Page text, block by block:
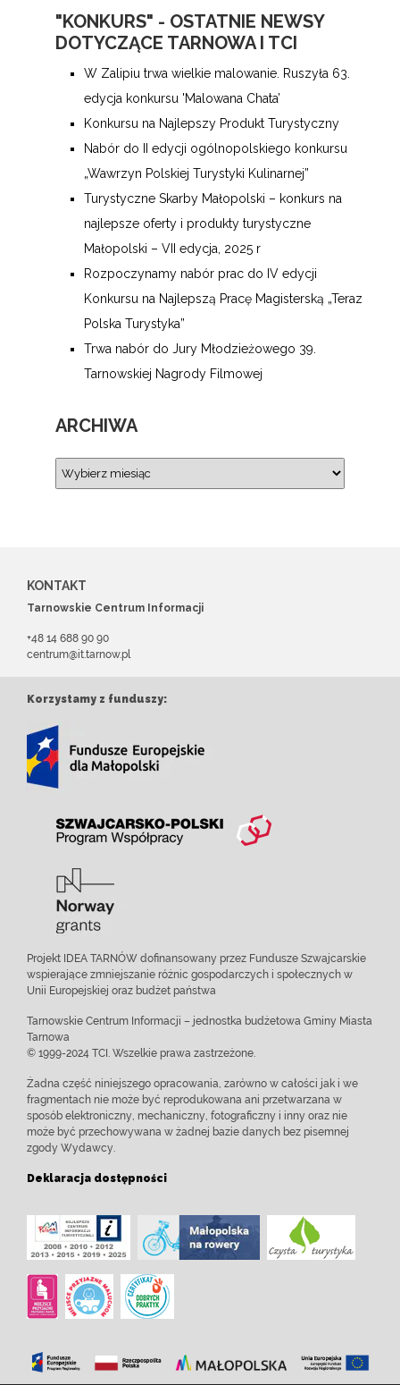
"KONKURS" - OSTATNIE NEWSY
DOTYCZĄCE TARNOWA I TCI
W Zalipiu trwa wielkie malowanie. Ruszyła 63.
edycja konkursu 'Malowana Chata’
Konkursu na Najlepszy Produkt Turystyczny
Nabór do II edycji ogólnopolskiego konkursu
„Wawrzyn Polskiej Turystyki Kulinarnej”
Turystyczne Skarby Małopolski – konkurs na
najlepsze oferty i produkty turystyczne
Małopolski – VII edycja, 2025 r
Rozpoczynamy nabór prac do IV edycji
Konkursu na Najlepszą Pracę Magisterską „Teraz
Polska Turystyka”
Trwa nabór do Jury Młodzieżowego 39.
Tarnowskiej Nagrody Filmowej
ARCHIWA
KONTAKT
Tarnowskie Centrum Informacji
+48 14 688 90 90
centrum@it.tarnow.pl
Korzystamy z funduszy:
Projekt IDEA TARNÓW dofinansowany przez Fundusze Szwajcarskie
wspierające zmniejszanie różnic gospodarczych i społecznych w
Unii Europejskiej oraz budżet państwa
Tarnowskie Centrum Informacji – jednostka budżetowa Gminy Miasta
Tarnowa
© 1999-2024 TCI. Wszelkie prawa zastrzeżone.
Żadna część niniejszego opracowania, zarówno w całości jak i we
fragmentach nie może być reprodukowana ani przetwarzana w
sposób elektroniczny, mechaniczny, fotograficzny i inny oraz nie
może być przechowywana w żadnej bazie danych bez pisemnej
zgody Wydawcy.
Deklaracja dostępności